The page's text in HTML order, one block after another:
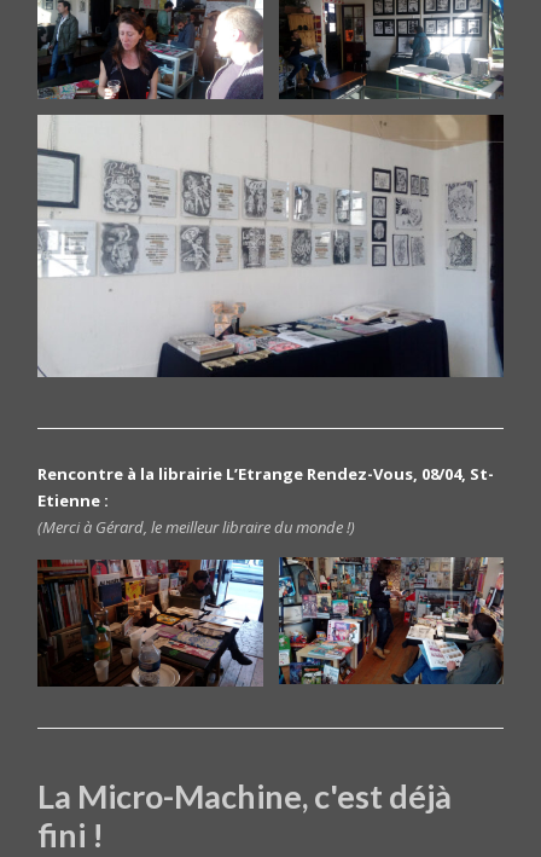
Rencontre à la librairie L’Etrange Rendez-Vous, 08/04, St-
Etienne :
(Merci à Gérard, le meilleur libraire du monde !)
La Micro-Machine, c'est déjà
fini !